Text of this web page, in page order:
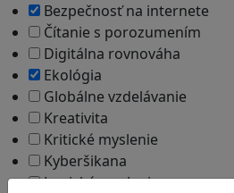
Bezpečnosť na internete
Čítanie s porozumením
Digitálna rovnováha
Ekológia
Globálne vzdelávanie
Kreativita
Kritické myslenie
Kyberšikana
Logické myslenie